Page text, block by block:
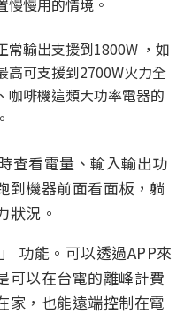
慢慢用的情境。
常輸出支援到1800W ，如
高可支援到2700W火力全
咖啡機這類大功率電器的
查看電量、輸入輸出功
到機器前面看面板，躺
狀況。
功能。可以透過APP來
可以在台電的離峰計費
家，也能遠端控制在電